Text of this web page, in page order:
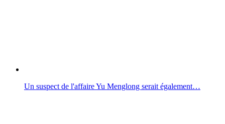
Un suspect de l'affaire Yu Menglong serait également…